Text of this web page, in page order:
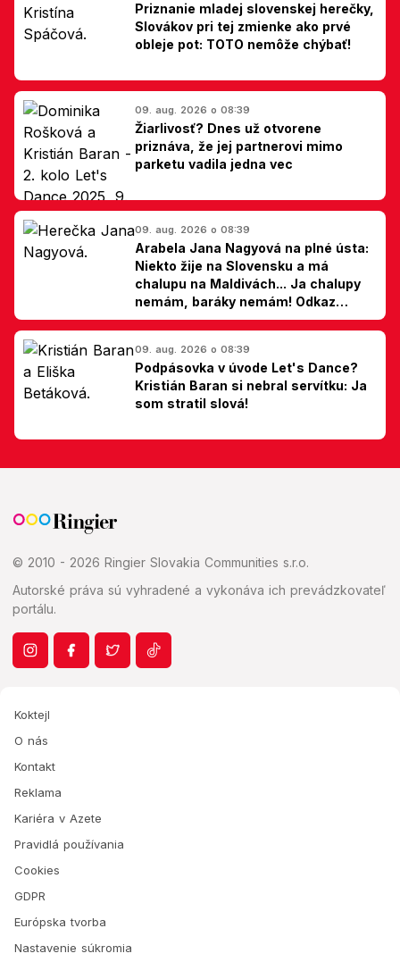
Priznanie mladej slovenskej herečky,
Slovákov pri tej zmienke ako prvé
obleje pot: TOTO nemôže chýbať!
09. aug. 2026 o 08:39
Žiarlivosť? Dnes už otvorene
priznáva, že jej partnerovi mimo
parketu vadila jedna vec
09. aug. 2026 o 08:39
Arabela Jana Nagyová na plné ústa:
Niekto žije na Slovensku a má
chalupu na Maldivách... Ja chalupy
nemám, baráky nemám! Odkaz
Slovákom
09. aug. 2026 o 08:39
Podpásovka v úvode Let's Dance?
Kristián Baran si nebral servítku: Ja
som stratil slová!
© 2010 - 2026 Ringier Slovakia Communities s.r.o.
Autorské práva sú vyhradené a vykonáva ich prevádzkovateľ
portálu.
Koktejl
O nás
Kontakt
Reklama
Kariéra v Azete
Pravidlá používania
Cookies
GDPR
Európska tvorba
Nastavenie súkromia